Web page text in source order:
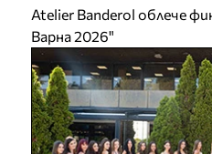
Atelier Banderol облече
Варна 2026"